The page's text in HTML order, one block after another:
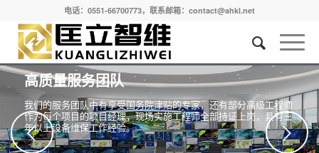
电话：0551-66700773，联系邮箱：contact@ahkl.net
高质量服务团队
我们的服务团队中有享受国务院津贴的专家，还有部分高级工程师
作为每个项目的项目经理，现场实施工程师全部持证上岗，具有三
年以上设备维保工作经验。下一页